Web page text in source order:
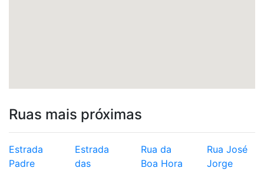
Ruas mais próximas
Estrada
Padre
Estrada
das
Rua da
Boa Hora
Rua José
Jorge